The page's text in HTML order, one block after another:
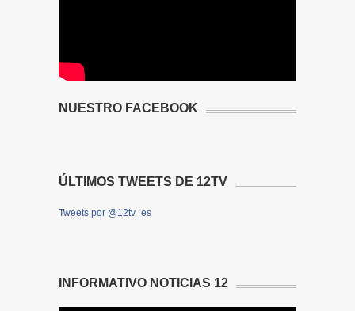
NUESTRO FACEBOOK
ÚLTIMOS TWEETS DE 12TV
Tweets por @12tv_es
INFORMATIVO NOTICIAS 12